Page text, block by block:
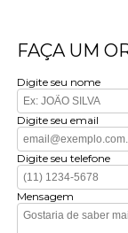
FAÇA UM
Digite seu nome
Digite seu email
Digite seu telefone
Mensagem